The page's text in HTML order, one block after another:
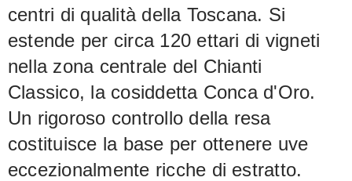
centri di qualità della Toscana. Si
estende per circa 120 ettari di vigneti
nella zona centrale del Chianti
Classico, la cosiddetta Conca d'Oro.
Un rigoroso controllo della resa
costituisce la base per ottenere uve
eccezionalmente ricche di estratto.